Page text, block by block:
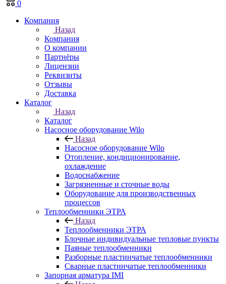
0
Компания
Назад
Компания
О компании
Партнёры
Лицензии
Реквизиты
Отзывы
Доставка
Каталог
Назад
Каталог
Насосное оборудование Wilo
Назад
Насосное оборудование Wilo
Отопление, кондиционирование,
охлаждение
Водоснабжение
Загрязненные и сточные воды
Оборудование для производственных
процессов
Теплообменники ЭТРА
Назад
Теплообменники ЭТРА
Блочные индивидуальные тепловые пункты
Паяные теплообменники
Разборные пластинчатые теплообменники
Сварные пластинчатые теплообменники
Запорная арматура IMI